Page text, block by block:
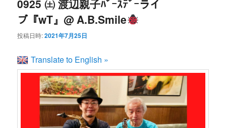
テ
ン
0925 ㈯ 渡辺親子ﾊﾞｰｽﾃﾞｰライ
ブ『wT』@ A.B.Smile
投稿日時:2021年7月25日
Translate to English »